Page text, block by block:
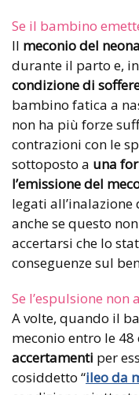
Se il bambino
Il meconio del
durante il parto e,
condizione di
bambino fatica a
non ha più forze
contrazioni con le
sottoposto a una
l’emissione del
legati
anche se questo
accertarsi che lo
conseguenze sul
Se l’espulsione non
A volte, quando il
meconio entro le
accertamenti per
cosiddetto “ileo da